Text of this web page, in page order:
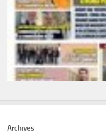
Archives